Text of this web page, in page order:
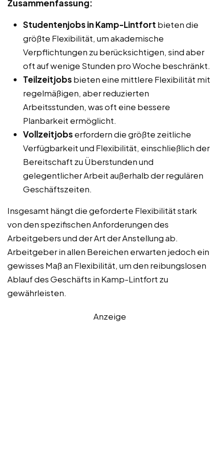
Zusammenfassung:
Studentenjobs in Kamp-Lintfort bieten die
größte Flexibilität, um akademische
Verpflichtungen zu berücksichtigen, sind aber
oft auf wenige Stunden pro Woche beschränkt.
Teilzeitjobsbieten eine mittlere Flexibilität mit
regelmäßigen, aber reduzierten
Arbeitsstunden, was oft eine bessere
Planbarkeit ermöglicht.
Vollzeitjobserfordern die größte zeitliche
Verfügbarkeit und Flexibilität, einschließlich der
Bereitschaft zu Überstunden und
gelegentlicher Arbeit außerhalb der regulären
Geschäftszeiten.
Insgesamt hängt die geforderte Flexibilität stark
von den spezifischen Anforderungen des
Arbeitgebers und der Art der Anstellung ab.
Arbeitgeber in allen Bereichen erwarten jedoch ein
gewisses Maß an Flexibilität, um den reibungslosen
Ablauf des Geschäfts in Kamp-Lintfort zu
gewährleisten.
Anzeige